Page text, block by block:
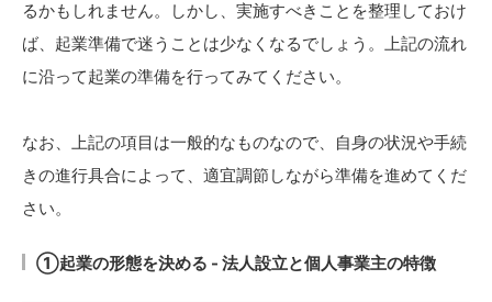
るかもしれません。しかし、実施すべきことを整理しておけ
ば、起業準備で迷うことは少なくなるでしょう。上記の流れ
に沿って起業の準備を行ってみてください。
なお、上記の項目は一般的なものなので、自身の状況や手続
きの進行具合によって、適宜調節しながら準備を進めてくだ
さい。
①起業の形態を決める - 法人設立と個人事業主の特徴